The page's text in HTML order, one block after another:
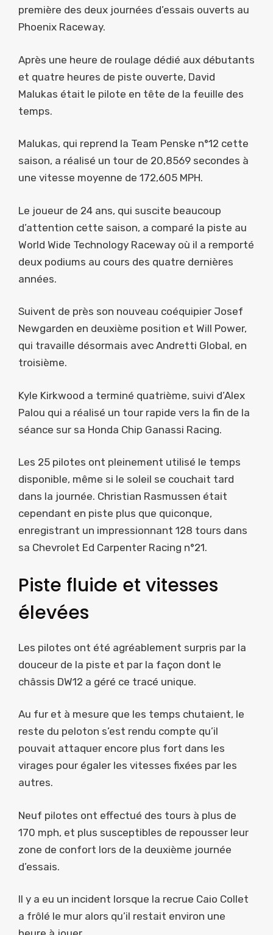
première des deux journées d’essais ouverts au
Phoenix Raceway.
Après une heure de roulage dédié aux débutants
et quatre heures de piste ouverte, David
Malukas était le pilote en tête de la feuille des
temps.
Malukas, qui reprend la Team Penske n°12 cette
saison, a réalisé un tour de 20,8569 secondes à
une vitesse moyenne de 172,605 MPH.
Le joueur de 24 ans, qui suscite beaucoup
d’attention cette saison, a comparé la piste au
World Wide Technology Raceway où il a remporté
deux podiums au cours des quatre dernières
années.
Suivent de près son nouveau coéquipier Josef
Newgarden en deuxième position et Will Power,
qui travaille désormais avec Andretti Global, en
troisième.
Kyle Kirkwood a terminé quatrième, suivi d’Alex
Palou qui a réalisé un tour rapide vers la fin de la
séance sur sa Honda Chip Ganassi Racing.
Les 25 pilotes ont pleinement utilisé le temps
disponible, même si le soleil se couchait tard
dans la journée. Christian Rasmussen était
cependant en piste plus que quiconque,
enregistrant un impressionnant 128 tours dans
sa Chevrolet Ed Carpenter Racing n°21.
Piste fluide et vitesses
élevées
Les pilotes ont été agréablement surpris par la
douceur de la piste et par la façon dont le
châssis DW12 a géré ce tracé unique.
Au fur et à mesure que les temps chutaient, le
reste du peloton s’est rendu compte qu’il
pouvait attaquer encore plus fort dans les
virages pour égaler les vitesses fixées par les
autres.
Neuf pilotes ont effectué des tours à plus de
170 mph, et plus susceptibles de repousser leur
zone de confort lors de la deuxième journée
d’essais.
Il y a eu un incident lorsque la recrue Caio Collet
a frôlé le mur alors qu’il restait environ une